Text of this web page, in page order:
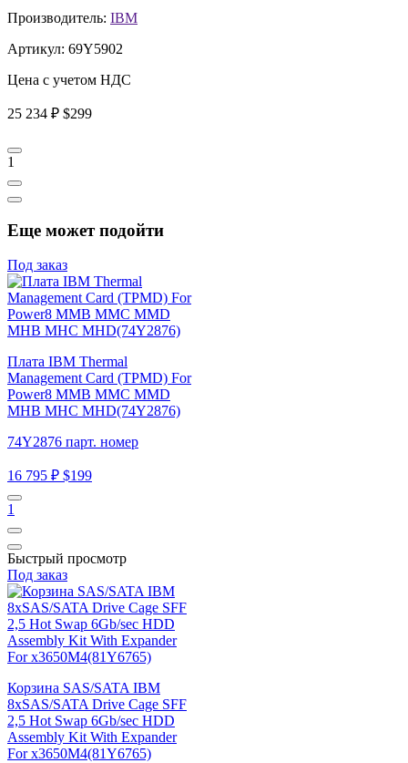
Производитель: IBM
Артикул: 69Y5902
Цена с учетом НДС
25 234 ₽ $299
1
Еще может подойти
Под заказ
Плата IBM Thermal
Management Card (TPMD) For
Power8 MMB MMC MMD
MHB MHC MHD(74Y2876)
74Y2876 парт. номер
16 795 ₽ $199
1
Быстрый просмотр
Под заказ
Корзина SAS/SATA IBM
8xSAS/SATA Drive Cage SFF
2,5 Hot Swap 6Gb/sec HDD
Assembly Kit With Expander
For x3650M4(81Y6765)